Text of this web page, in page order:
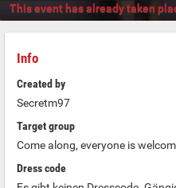
This event has already taken
Info
Created by
Secretm97
Target group
Come along, everyone is
Dress code